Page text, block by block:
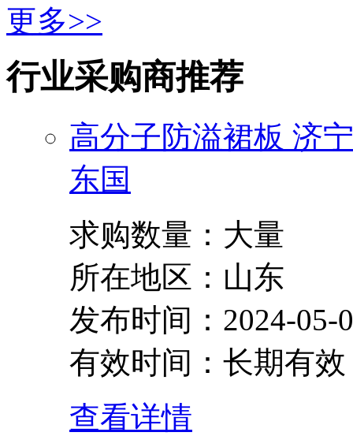
更多>>
行业采购商推荐
高分子防溢裙板 济
东国
求购数量：大量
所在地区：山东
发布时间：2024-05-
有效时间：长期有效
查看详情